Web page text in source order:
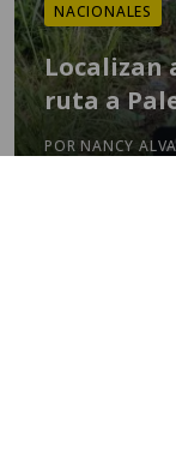
NACIONALES
Localizan
ruta a
POR NANCY